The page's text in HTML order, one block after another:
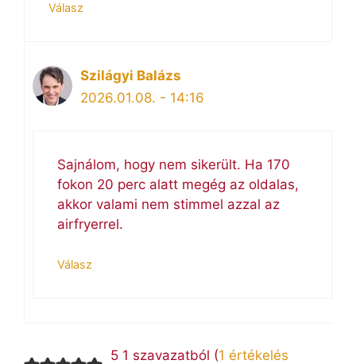
Válasz
Szilágyi Balázs
2026.01.08. - 14:16
Sajnálom, hogy nem sikerült. Ha 170
fokon 20 perc alatt megég az oldalas,
akkor valami nem stimmel azzal az
airfryerrel.
Válasz
5 1 szavazatból (1 értékelés